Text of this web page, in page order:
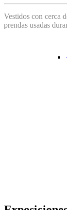
Vestidos con cerca
prendas usadas